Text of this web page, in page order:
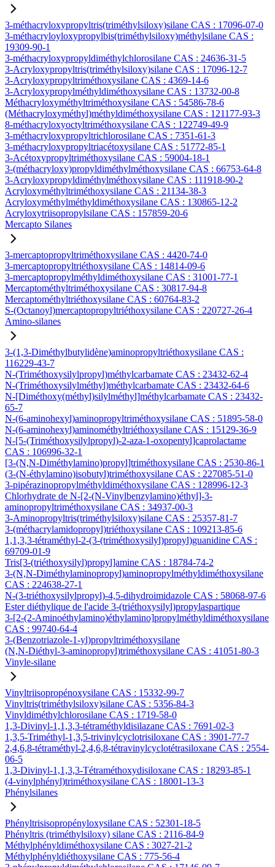
3-méthacryloxypropyltris(triméthylsiloxy)silane CAS : 17096-07-0
3-méthacryloyloxypropylbis(triméthylsiloxy)méthylsilane CAS :
19309-90-1
3-méthacryloxypropyldiméthylchlorosilane CAS : 24636-31-5
3-Acryloxypropyltris(triméthylsiloxy)silane CAS : 17096-12-7
3-Acryloxypropyltriméthoxysilane CAS : 4369-14-6
3-Acryloxypropylméthyldiméthoxysilane CAS : 13732-00-8
Méthacryloxyméthyltriméthoxysilane CAS : 54586-78-6
(Méthacryloxyméthyl)méthyldiméthoxysilane CAS : 121177-93-3
8-méthacryloxyoctyltriméthoxysilane CAS : 122749-49-9
3-méthacryloxypropyltrichlorosilane CAS : 7351-61-3
3-méthacryloxypropyltriacétoxysilane CAS : 51772-85-1
3-Acétoxypropyltriméthoxysilane CAS : 59004-18-1
3-(méthacryloxy)propyldiméthylméthoxysilane CAS : 66753-64-8
3-Acryloxypropyldiméthylméthoxysilane CAS : 111918-90-2
Acryloxyméthyltriméthoxysilane CAS : 21134-38-3
Acryloxyméthylméthyldiméthoxysilane CAS : 130865-12-2
Acryloxytriisopropylsilane CAS : 157859-20-6
Mercapto Silanes
3-mercaptopropyltriméthoxysilane CAS : 4420-74-0
3-mercaptopropyltriéthoxysilane CAS : 14814-09-6
3-mercaptopropylméthyldiméthoxysilane CAS : 31001-77-1
Mercaptométhyltriméthoxysilane CAS : 30817-94-8
Mercaptométhyltriéthoxysilane CAS : 60764-83-2
S-(Octanoyl)mercaptopropyltriéthoxysilane CAS : 220727-26-4
Amino-silanes
3-(1,3-Diméthylbutylidène)aminopropyltriéthoxysilane CAS :
116229-43-7
N-(Triméthoxysilylpropyl)méthylcarbamate CAS : 23432-62-4
N-(Triméthoxysilylméthyl)méthylcarbamate CAS : 23432-64-6
N-[Diméthoxy(méthyl)silylméthyl]méthylcarbamate CAS : 23432-
65-7
N-(6-aminohexyl)aminopropyltriméthoxysilane CAS : 51895-58-0
N-(6-aminohexyl)aminométhyltriéthoxysilane CAS : 15129-36-9
N-[5-(Triméthoxysilylpropyl)-2-aza-1-oxopentyl]caprolactame
CAS : 106996-32-1
[3-(N,N-Diméthylamino)propyl]triméthoxysilane CAS : 2530-86-1
(3-(N-éthylamino)isobutyl)triméthoxysilane CAS : 227085-51-0
3-pipérazinopropylméthyldiméthoxysilane CAS : 128996-12-3
Chlorhydrate de N-[2-(N-Vinylbenzylamino)éthyl]-3-
aminopropyltriméthoxysilane CAS : 34937-00-3
3-Aminopropyltris(triméthylsiloxy)silane CAS : 25357-81-7
3-(méthacrylamidopropyl)triéthoxysilane CAS : 109213-85-6
1,1,3,3-tétraméthyl-2-(3-(triméthoxysilyl)propyl)guanidine CAS :
69709-01-9
Tris[3-(triéthoxysilyl)propyl]amine CAS : 18784-74-2
3-(N,N-Diméthylaminopropyl)aminopropylméthyldiméthoxysilane
CAS : 224638-27-1
N-(3-triéthoxysilylpropyl)-4,5-dihydroimidazole CAS : 58068-97-6
Ester diéthylique de l'acide 3-(triéthoxysilyl)propylaspartique
3-[2-(2-Aminoéthylamino)éthylamino]propylméthyldiméthoxysilane
CAS : 99740-64-4
3-(Benzotriazole-1-yl)propyltriméthoxysilane
(N,N-Diéthyl-3-aminopropyl)triméthoxysilane CAS : 41051-80-3
Vinyle-silane
Vinyltriisopropénoxysilane CAS : 15332-99-7
Vinyltris(triméthylsiloxy)silane CAS : 5356-84-3
Vinyldiméthylchlorosilane CAS : 1719-58-0
1,3-Divinyl-1,1,3,3-tétraméthyldisilazane CAS : 7691-02-3
1,3,5-Triméthyl-1,3,5-trivinylcyclotrisiloxane CAS : 3901-77-7
2,4,6,8-tétraméthyl-2,4,6,8-tétravinylcyclotétrasiloxane CAS : 2554-
06-5
1,3-Divinyl-1,1,3,3-Tétraméthoxydisiloxane CAS : 18293-85-1
(4-vinylphényl)triméthoxysilane CAS : 18001-13-3
Phénylsilanes
Phényltrisisopropényloxysilane CAS : 52301-18-5
Phényltris (triméthylsiloxy) silane CAS : 2116-84-9
Méthylphényldiméthoxysilane CAS : 3027-21-2
Méthylphényldiéthoxysilane CAS : 775-56-4